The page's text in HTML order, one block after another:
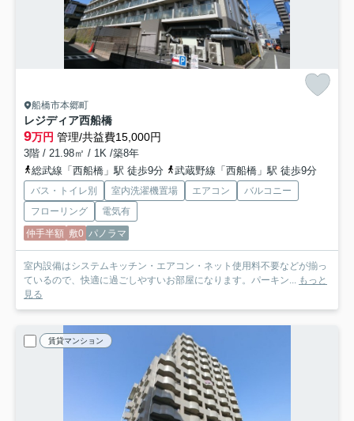
船橋市本郷町
レジディア西船橋
9万円 管理/共益費15,000円
3階 / 21.98㎡ / 1K /築8年
総武線「西船橋」駅 徒歩9分
武蔵野線「西船橋」駅 徒歩9分
バス・トイレ別 室内洗濯機置場 エアコン
バルコニー
フローリング
電気有
仲手半額 敷0 パノラマ
室内設備はシステムキッチン・エアコン・ネット使用料不要などが揃っ
ているので、快適に過ごしやすいお部屋になります。パーキン...
もっと
見る
賃貸マンション